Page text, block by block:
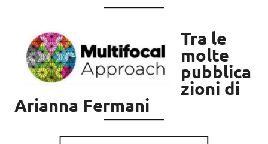
Tra le
molte
pubblica
zioni di
Arianna Fermani